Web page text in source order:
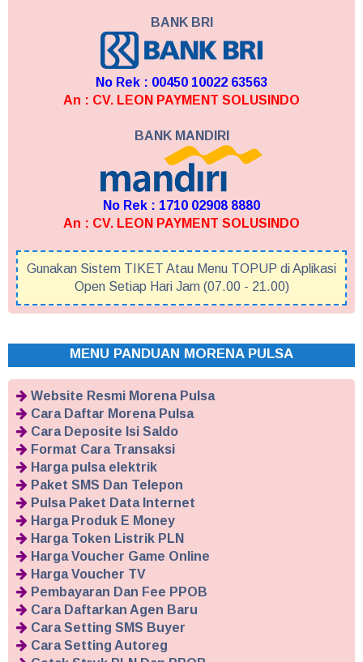
BANK BRI
No Rek : 00450 10022 63563
An : CV. LEON PAYMENT SOLUSINDO
BANK MANDIRI
No Rek : 1710 02908 8880
An : CV. LEON PAYMENT SOLUSINDO
Gunakan Sistem TIKET Atau Menu TOPUP di Aplikasi
Open Setiap Hari Jam (07.00 - 21.00)
MENU PANDUAN MORENA PULSA
Website Resmi Morena Pulsa
Cara Daftar Morena Pulsa
Cara Deposite Isi Saldo
Format Cara Transaksi
Harga pulsa elektrik
Paket SMS Dan Telepon
Pulsa Paket Data Internet
Harga Produk E Money
Harga Token Listrik PLN
Harga Voucher Game Online
Harga Voucher TV
Pembayaran Dan Fee PPOB
Cara Daftarkan Agen Baru
Cara Setting SMS Buyer
Cara Setting Autoreg